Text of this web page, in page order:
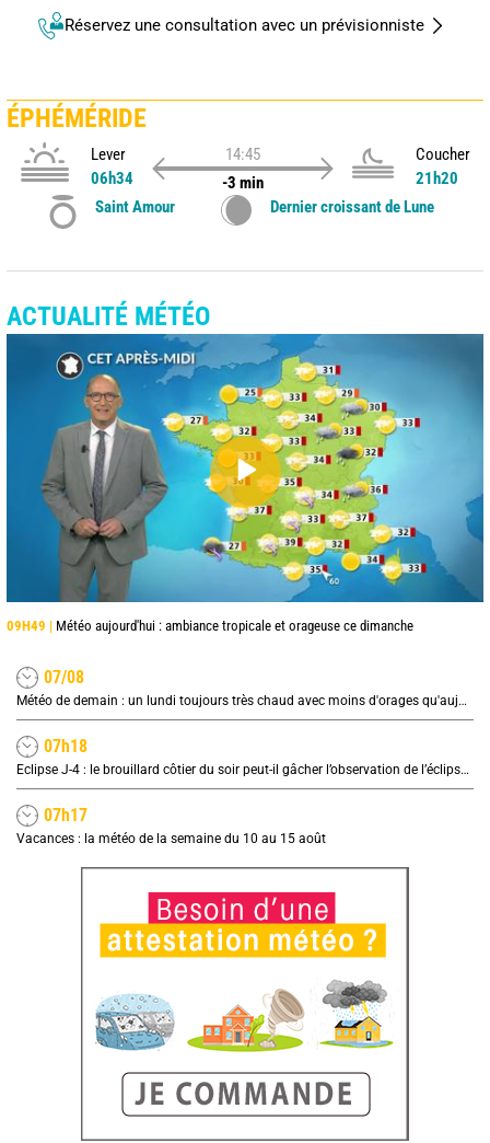
Réservez une consultation avec un prévisionniste
ÉPHÉMÉRIDE
Lever
06h34
14:45
-3 min
Coucher
21h20
Saint Amour
Dernier croissant de Lune
ACTUALITÉ MÉTÉO
09H49 | Météo aujourd'hui : ambiance tropicale et orageuse ce dimanche
07/08
Météo de demain : un lundi toujours très chaud avec moins d'orages qu'aujourd'hui
07h18
Eclipse J-4 : le brouillard côtier du soir peut-il gâcher l’observation de l’éclipse à la plage ?
07h17
Vacances : la météo de la semaine du 10 au 15 août